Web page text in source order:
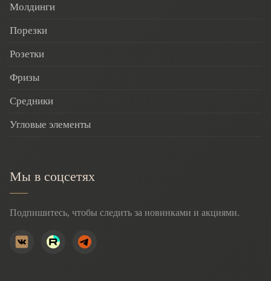
Молдинги
Порезки
Розетки
Фризы
Средники
Угловые элементы
Мы в соцсетях
Подпишитесь, чтобы следить за новинками и акциями.